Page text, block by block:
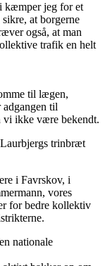
kæmper jeg for et
at borgerne
også, at man
trafik en helt
til lægen,
til
vi ikke være bekendt.
trinbræt
i Favrskov, i
vores
for bedre kollektiv
nationale